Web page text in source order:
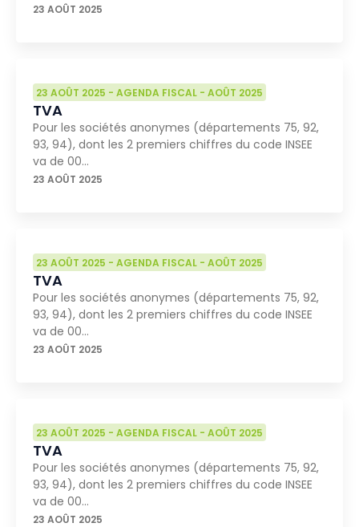
23 AOÛT 2025
23 AOÛT 2025 - AGENDA FISCAL - AOÛT 2025
TVA
Pour les sociétés anonymes (départements 75, 92,
93, 94), dont les 2 premiers chiffres du code INSEE
va de 00…
23 AOÛT 2025
23 AOÛT 2025 - AGENDA FISCAL - AOÛT 2025
TVA
Pour les sociétés anonymes (départements 75, 92,
93, 94), dont les 2 premiers chiffres du code INSEE
va de 00…
23 AOÛT 2025
23 AOÛT 2025 - AGENDA FISCAL - AOÛT 2025
TVA
Pour les sociétés anonymes (départements 75, 92,
93, 94), dont les 2 premiers chiffres du code INSEE
va de 00…
23 AOÛT 2025